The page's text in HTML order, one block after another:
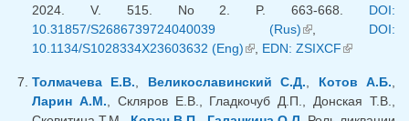
2024. V. 515. No 2. P. 663-668. DOI:
10.31857/S2686739724040039 (Rus)(внешняя
ссылка)
, DOI:
10.1134/S1028334X23603632 (Eng)(внешняя ссылка)
, EDN: ZSIXCF(внешняя
Толмачева Е.В., Великославинский С.Д., Котов А.Б.,
Ларин А.М., Скляров Е.В., Гладкочуб Д.П., Донская Т.В.,